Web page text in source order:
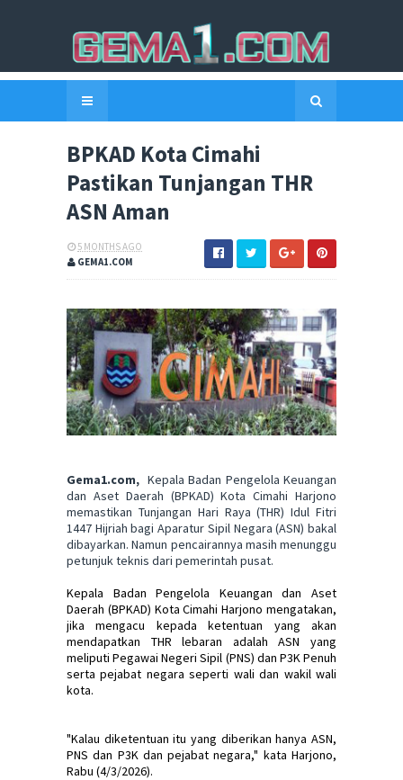
BPKAD Kota Cimahi
Pastikan Tunjangan THR
ASN Aman
5 MONTHS AGO
GEMA1.COM
Gema1.com, Kepala Badan Pengelola Keuangan
dan Aset Daerah (BPKAD) Kota Cimahi Harjono
memastikan Tunjangan Hari Raya (THR) Idul Fitri
1447 Hijriah bagi Aparatur Sipil Negara (ASN) bakal
dibayarkan. Namun pencairannya masih menunggu
petunjuk teknis dari pemerintah pusat.
Kepala Badan Pengelola Keuangan dan Aset
Daerah (BPKAD) Kota Cimahi Harjono mengatakan,
jika mengacu kepada ketentuan yang akan
mendapatkan THR lebaran adalah ASN yang
meliputi Pegawai Negeri Sipil (PNS) dan P3K Penuh
serta pejabat negara seperti wali dan wakil wali
kota.
"Kalau diketentuan itu yang diberikan hanya ASN,
PNS dan P3K dan pejabat negara," kata Harjono,
Rabu (4/3/2026).